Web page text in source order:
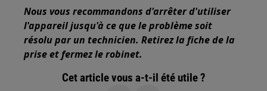
Nous vous recommandons d'arrêter d'utiliser
l'appareil jusqu'à ce que le problème soit
résolu par un technicien. Retirez la fiche de la
prise et fermez le robinet.
Cet article vous a-t-il été utile ?